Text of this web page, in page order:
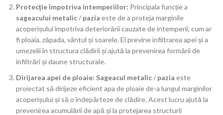
Protecție împotriva intemperiilor: Principala funcție a
sageacului metalic/ pazia este de a proteja marginile
acoperișului împotriva deteriorării cauzate de intemperii, cum ar
fi ploaia, zăpada, vântul și soarele. El previne infiltrarea apei și a
umezelii în structura clădirii și ajută la prevenirea formării de
infiltrări și daune structurale.
Dirijarea apei de ploaie: Sageacul metalic/ pazia este
proiectat să dirijeze eficient apa de ploaie de-a lungul marginilor
acoperișului și să o îndepărteze de clădire. Acest lucru ajută la
prevenirea acumulării de apă și la protejarea structurii